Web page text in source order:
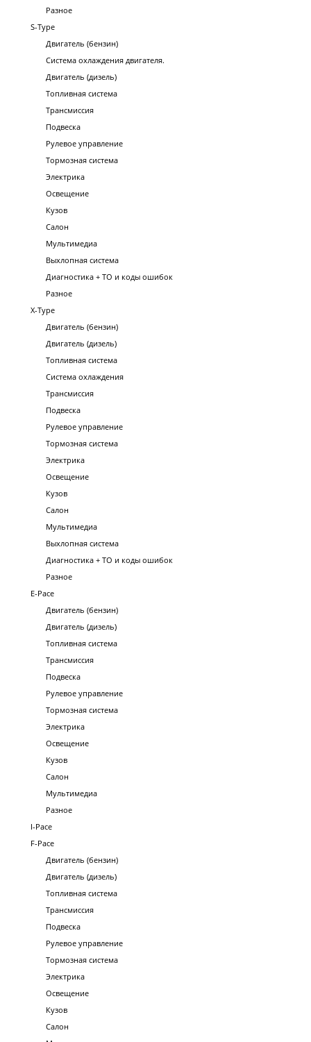
Разное
S-Type
Двигатель (бензин)
Система охлаждения двигателя.
Двигатель (дизель)
Топливная система
Трансмиссия
Подвеска
Рулевое управление
Тормозная система
Электрика
Освещение
Кузов
Салон
Мультимедиа
Выхлопная система
Диагностика + ТО и коды ошибок
Разное
X-Type
Двигатель (бензин)
Двигатель (дизель)
Топливная система
Система охлаждения
Трансмиссия
Подвеска
Рулевое управление
Тормозная система
Электрика
Освещение
Кузов
Салон
Мультимедиа
Выхлопная система
Диагностика + ТО и коды ошибок
Разное
E-Pace
Двигатель (бензин)
Двигатель (дизель)
Топливная система
Трансмиссия
Подвеска
Рулевое управление
Тормозная система
Электрика
Освещение
Кузов
Салон
Мультимедиа
Разное
I-Pace
F-Pace
Двигатель (бензин)
Двигатель (дизель)
Топливная система
Трансмиссия
Подвеска
Рулевое управление
Тормозная система
Электрика
Освещение
Кузов
Салон